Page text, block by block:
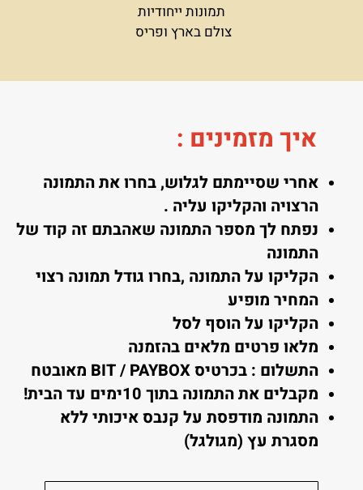
תמונות ייחודיות
צולם בארץ ופריס
איך מזמינים :
אחרי שסיימתם לגלוש, בחרו את התמונה
הרצויה והקליקו עליה .
נפתח לך מספר התמונה שאהבתם זה קוד של
התמונה
הקליקו על התמונה ,בחרו גודל תמונה רצוי
המחיר מופיע
הקליקו על הוסף לסל
מלאו פרטים מלאים בהזמנה
התשלום : בכרטיס BIT / PAYBOX מאובטח
מקבלים את התמונה בתוך 10ימים עד הבית!
התמונה מודפסת על קנבס איכותי ללא
מסגרת עץ (מגולגל)